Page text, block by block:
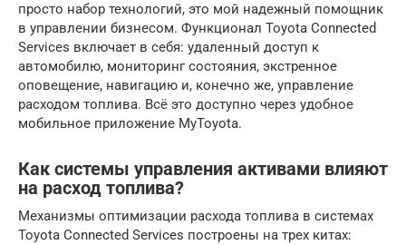
просто набор технологий, это мой надежный помощник
в управлении бизнесом. Функционал Toyota Connected
Services включает в себя: удаленный доступ к
автомобилю, мониторинг состояния, экстренное
оповещение, навигацию и, конечно же, управление
расходом топлива. Всё это доступно через удобное
мобильное приложение MyToyota.
Как системы управления активами влияют
на расход топлива?
Механизмы оптимизации расхода топлива в системах
Toyota Connected Services построены на трех китах: